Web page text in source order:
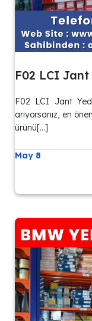
F02 LCI
F02 LCI Jant
arıyorsanız, en
ürünü[…]
May 8